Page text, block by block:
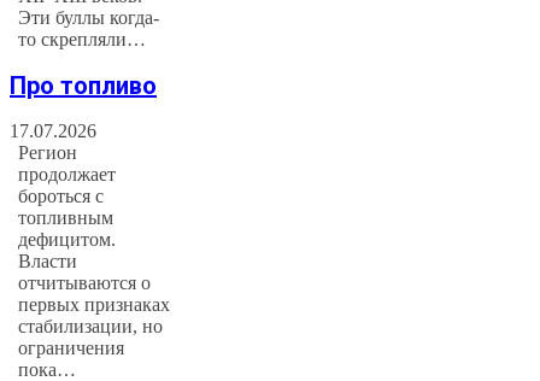
Эти буллы когда-
то скрепляли…
Про топливо
17.07.2026
Регион
продолжает
бороться с
топливным
дефицитом.
Власти
отчитываются о
первых признаках
стабилизации, но
ограничения
пока…